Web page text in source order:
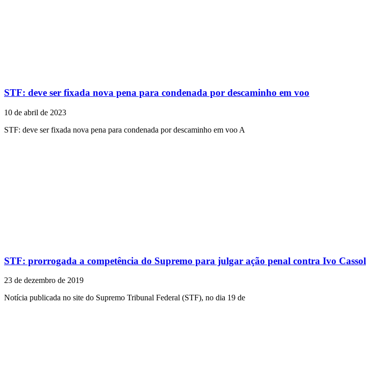
STF: deve ser fixada nova pena para condenada por descaminho em voo
10 de abril de 2023
STF: deve ser fixada nova pena para condenada por descaminho em voo A
STF: prorrogada a competência do Supremo para julgar ação penal contra Ivo Cassol
23 de dezembro de 2019
Notícia publicada no site do Supremo Tribunal Federal (STF), no dia 19 de